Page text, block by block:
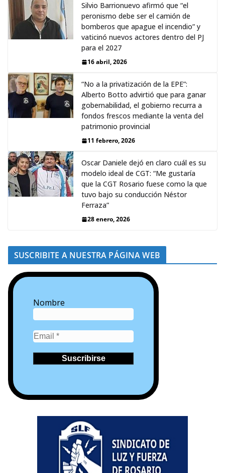
Silvio Barrionuevo afirmó que “el
peronismo debe ser el camión de
bomberos que apague el incendio” y
vaticinó nuevos actores dentro del PJ
para el 2027
16 abril, 2026
“No a la privatización de la EPE”:
Alberto Botto advirtió que para ganar
gobernabilidad, el gobierno recurra a
fondos frescos mediante la venta del
patrimonio provincial
11 febrero, 2026
Oscar Daniele dejó en claro cuál es su
modelo ideal de CGT: “Me gustaría
que la CGT Rosario fuese como la que
tuvo bajo su conducción Néstor
Ferraza”
28 enero, 2026
SUSCRIBITE A NUESTRA PÁGINA WEB
Nombre